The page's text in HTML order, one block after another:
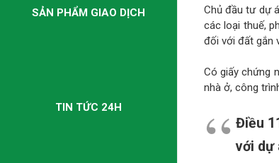
SẢN PHẨM GIAO DỊCH
TIN TỨC 24H
Chủ đầu tư dự
các loại thuế,
đối với đất gắn
Có giấy chứng
nhà ở, công
Điều
với dự